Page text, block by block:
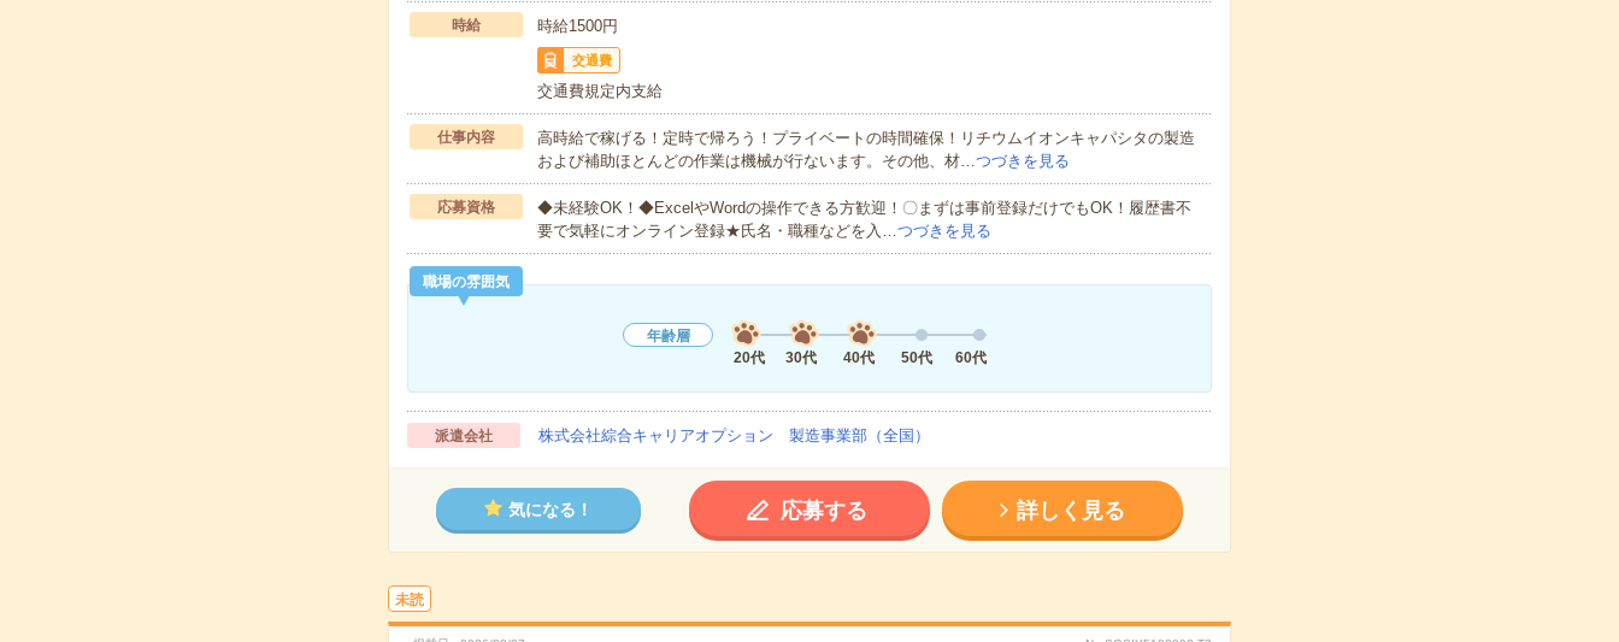
時給 時給1500円
交通費
交通費規定内支給
仕事内容
高時給で稼げる！定時で帰ろう！プライベートの時間確保！リチウムイオンキャパシタの製造
および補助ほとんどの作業は機械が行ないます。その他、材…つづきを見る
応募資格
◆未経験OK！◆ExcelやWordの操作できる方歓迎！〇まずは事前登録だけでもOK！履歴書不
要で気軽にオンライン登録★氏名・職種などを入…つづきを見る
職場の雰囲気
年齢層
20代
30代 40代 50代 60代
派遣会社 株式会社綜合キャリアオプション 製造事業部（全国）
気になる！ 応募する 詳しく見る
未読